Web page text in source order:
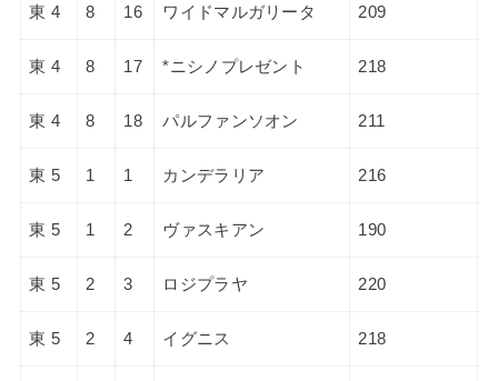
東 4 8 16 ワイドマルガリータ 209
東 4 8 17 *ニシノプレゼント 218
東 4 8 18 パルファンソオン 211
東 5 1 1 カンデラリア 216
東 5 1 2 ヴァスキアン 190
東 5 2 3 ロジプラヤ 220
東 5 2 4 イグニス 218